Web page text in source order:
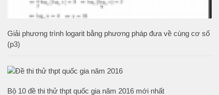
Giải phương trình logarit bằng phương pháp đưa về cùng cơ số
(p3)
Bộ 10 đề thi thử thpt quốc gia năm 2016 mới nhất